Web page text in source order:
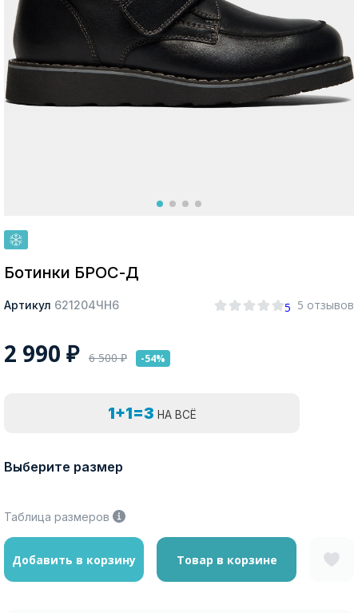
Москва
Покупателям
Ботинки БРОС-Д
Артикул 621204ЧН6 5 5 отзывов
2 990 ₽ 6 500₽ -54%
1+1=3 НА ВСЁ
Выберите размер
Таблица размеров
Добавить в корзину Товар в корзине